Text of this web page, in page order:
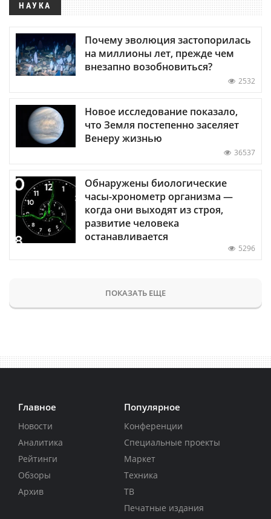
НАУКА
Почему эволюция застопорилась
на миллионы лет, прежде чем
внезапно возобновиться?
2532
Новое исследование показало,
что Земля постепенно заселяет
Венеру жизнью
36537
Обнаружены биологические
часы-хронометр организма —
когда они выходят из строя,
развитие человека
останавливается
5296
ПОКАЗАТЬ ЕЩЕ
Главное
Новости
Аналитика
Рейтинги
Обзоры
Архив
Популярное
Конференции
Специальные проекты
Маркет
Техника
ТВ
Печатные издания